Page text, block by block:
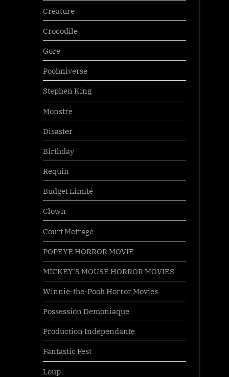
Créature
Crocodile
Gore
Poohniverse
Stephen King
Monstre
Disaster
Birthday
Requin
Budget Limité
Clown
Court Metrage
POPEYE HORROR MOVIE
MICKEY’S MOUSE HORROR MOVIES
Winnie-the-Pooh Horror Movies
Possession Demoniaque
Production Independante
Fantastic Fest
Loup